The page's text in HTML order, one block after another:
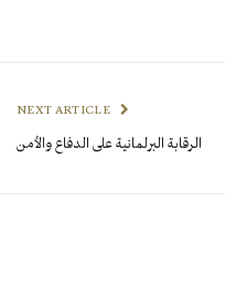
NEXT ARTICLE
الرقابة البرلمانية على الدفاع والأمن